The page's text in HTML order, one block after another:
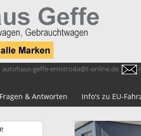
autohaus-geffe-ernstroda@t-online.de
Fragen & Antworten Info's zu EU-